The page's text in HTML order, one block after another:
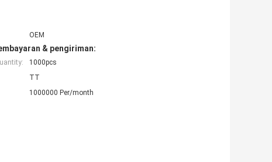
OEM
& pengiriman:
1000pcs
TT
1000000 Per/month